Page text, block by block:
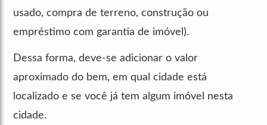
usado, compra de terreno, construção ou
empréstimo com garantia de imóvel).
Dessa forma, deve-se adicionar o valor
aproximado do bem, em qual cidade está
localizado e se você já tem algum imóvel nesta
cidade.